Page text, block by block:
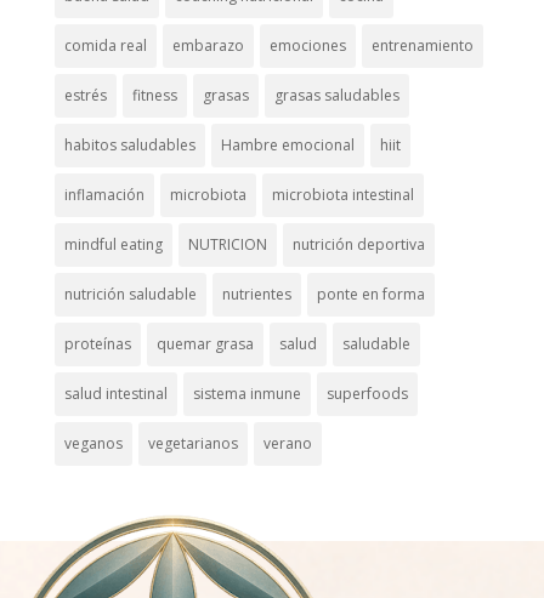
comida real embarazo emociones entrenamiento
estrés fitness grasas grasas saludables
habitos saludables Hambre emocional hiit
inflamación microbiota microbiota intestinal
mindful eating NUTRICION nutrición deportiva
nutrición saludable nutrientes ponte en forma
proteínas quemar grasa salud saludable
salud intestinal sistema inmune superfoods
veganos vegetarianos verano